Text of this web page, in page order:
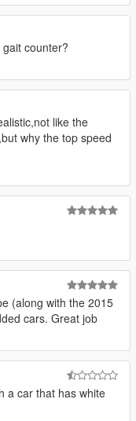
counter?
like the
why the top speed
(along with the 2015
cars. Great job
a car that has white